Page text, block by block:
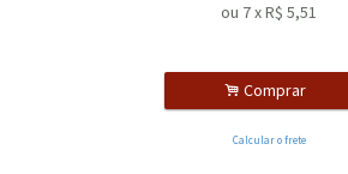
ou 7xR$ 5,51
. Comprar
Calcular o frete